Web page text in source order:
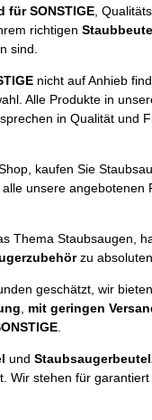
für SONSTIGE,
richtigen
sind.
nicht auf Anhieb
Alle Produkte in
in Qualität und
kaufen Sie
unsere angebotenen
Thema Staubsaugen,
zu
geschätzt, wir
, mit geringen
.
und
Wir stehen für